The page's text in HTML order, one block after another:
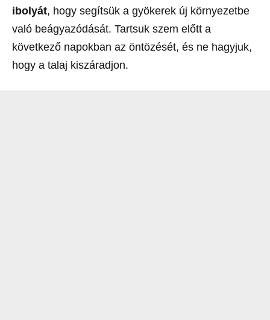
ibolyát, hogy segítsük a gyökerek új környezetbe
való beágyazódását. Tartsuk szem előtt a
következő napokban az öntözését, és ne hagyjuk,
hogy a talaj kiszáradjon.